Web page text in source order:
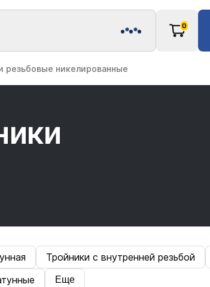
0
резьбовые никелированные
Тройники с внутренней резьбой
Еще